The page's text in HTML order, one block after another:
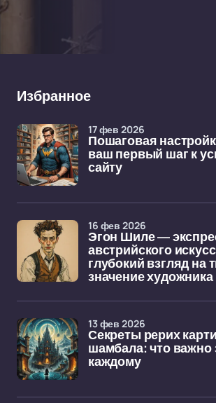
Избранное
Пошаговая
ваш первый шаг к
сайту
17 фев 2026
Эгон Шиле —
австрийского
глубокий взгляд на
значение художника
16 фев 2026
Секреты рерих
шамбала: что важно
каждому
13 фев 2026